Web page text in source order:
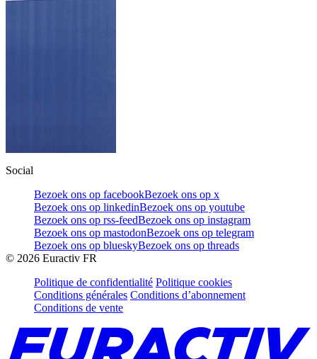
Social
Bezoek ons op facebookBezoek ons op x
Bezoek ons op linkedinBezoek ons op youtube
Bezoek ons op rss-feedBezoek ons op instagram
Bezoek ons op mastodonBezoek ons op telegram
Bezoek ons op blueskyBezoek ons op threads
© 2026 Euractiv FR
Politique de confidentialité Politique cookies
Conditions générales Conditions d’abonnement
Conditions de vente